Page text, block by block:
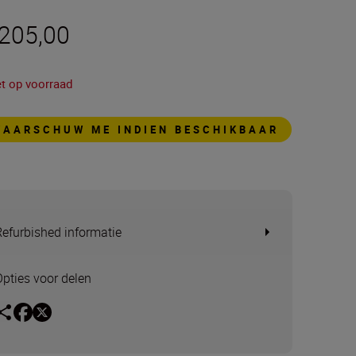
op voorraad
ME INDIEN BESCHIKBAAR
informatie
voor delen